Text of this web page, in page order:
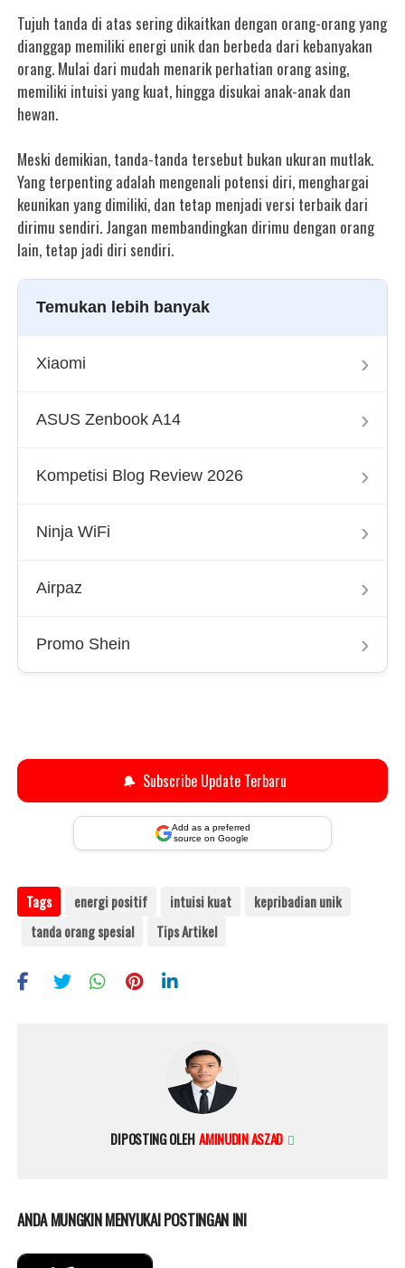
Tujuh tanda di atas sering dikaitkan dengan orang-orang yang
dianggap memiliki energi unik dan berbeda dari kebanyakan
orang. Mulai dari mudah menarik perhatian orang asing,
memiliki intuisi yang kuat, hingga disukai anak-anak dan
hewan.
Meski demikian, tanda-tanda tersebut bukan ukuran mutlak.
Yang terpenting adalah mengenali potensi diri, menghargai
keunikan yang dimiliki, dan tetap menjadi versi terbaik dari
dirimu sendiri. Jangan membandingkan dirimu dengan orang
lain, tetap jadi diri sendiri.
Temukan lebih banyak
Xiaomi ›
ASUS Zenbook A14 ›
Kompetisi Blog Review 2026 ›
Ninja WiFi ›
Airpaz ›
Promo Shein ›
🔔 Subscribe Update Terbaru
Add as a preferred
source on Google
Tags energi positif intuisi kuat
kepribadian unik
tanda orang spesial
Tips Artikel
DIPOSTING OLEH AMINUDIN ASZAD
ANDA MUNGKIN MENYUKAI POSTINGAN INI